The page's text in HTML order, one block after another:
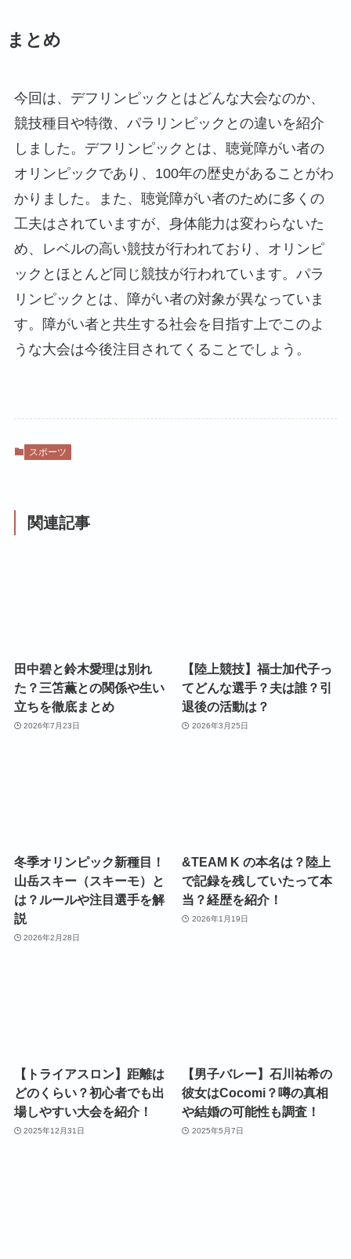
まとめ
今回は、デフリンピックとはどんな大会なのか、
競技種目や特徴、パラリンピックとの違いを紹介
しました。デフリンピックとは、聴覚障がい者の
オリンピックであり、100年の歴史があることがわ
かりました。また、聴覚障がい者のために多くの
工夫はされていますが、身体能力は変わらないた
め、レベルの高い競技が行われており、オリンピ
ックとほとんど同じ競技が行われています。パラ
リンピックとは、障がい者の対象が異なっていま
す。障がい者と共生する社会を目指す上でこのよ
うな大会は今後注目されてくることでしょう。
スポーツ
関連記事
田中碧と鈴木愛理は別れ
た？三笘薫との関係や生い
立ちを徹底まとめ
2026年7月23日
【陸上競技】福士加代子っ
てどんな選手？夫は誰？引
退後の活動は？
2026年3月25日
冬季オリンピック新種目！
山岳スキー（スキーモ）と
は？ルールや注目選手を解
説
2026年2月28日
&TEAM K の本名は？陸上
で記録を残していたって本
当？経歴を紹介！
2026年1月19日
【トライアスロン】距離は
どのくらい？初心者でも出
場しやすい大会を紹介！
2025年12月31日
【男子バレー】石川祐希の
彼女はCocomi？噂の真相
や結婚の可能性も調査！
2025年5月7日